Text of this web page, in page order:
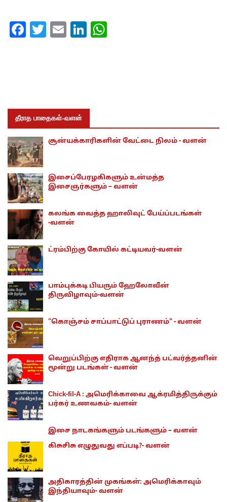
Facebook
Twitter
EmailLinkedIn
தீராத பாதைகள்-வளன்
சூன்யக்காரிகளின் வேட்டை நிலம் - வளன்
இசைப்பேரழகிகளும் உன்மத்த
இசைஞர்களும் – வளன்
கலங்க வைத்த ஹாலிவுட் பேய்ப்படங்கள்
-வளன்
ட்ரம்பிற்கு கோயில் கட்டியவர்-வளன்
பாம்புக்கடி பியரும் ஹேலோவீன்
திருவிழாவும்-வளன்
"கொஞ்சம் சாப்பாட்டுப் புராணம்" - வளன்
வெறுப்பிற்கு எதிராக ஆனந்த் பட்வர்த்தனின்
மூன்று படங்கள் - வளன்
Chick-fil-A : அமெரிக்காவை ஆக்ரமித்திருக்கும்
பர்கர் உணவகம்- வளன்
இசை நாடகங்களும் படங்களும் – வளன்
கிசுசிசு எழுதுவது எப்படி?- வளன்
அதிகாரத்தின் முகங்கள்: அமெரிக்காவும்
இந்தியாவும்- வளன்